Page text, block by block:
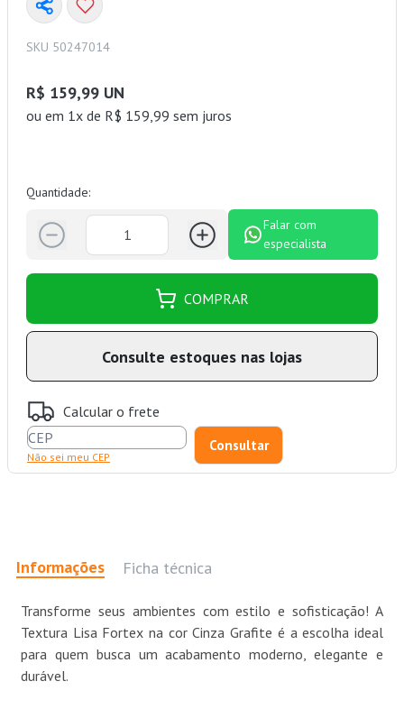
SKU 50247014
R$ 159,99 UN
ou em 1x de R$ 159,99 sem juros
Quantidade:
Falar com
especialista
COMPRAR
Consulte estoques nas lojas
Calcular o frete
Não sei meu CEP
Informações Ficha técnica
Transforme seus ambientes com estilo e sofisticação! A
Textura Lisa Fortex na cor Cinza Grafite é a escolha ideal
para quem busca um acabamento moderno, elegante e
durável.